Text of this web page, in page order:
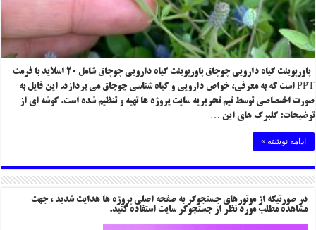
پاورپوینت گیاه دارویی چوچاق پاورپوینت گیاه دارویی چوچاق شامل ۲۰ اسلاید با فرمت
PPT است که به معرفی، خواص دارویی و گیاه شناسی چوچاق می پردازد. این فایل به
صورت اختصاصی توسط تیم تحریریه سایت پروژه ها تهیه و تنظیم شده است. گوشه ای از
توضیحات: گلبرگ های این …
ادامه نوشته »
در صورتیکه از موتورهای جستجوگر به صفحه اصلی پروژه ها هدایت شدید ، جهت
مشاهده مطلب مورد نظر از جستجوگر سایت استفاده کنید.